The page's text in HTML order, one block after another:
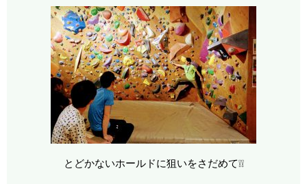
とどかないホールドに狙いをさだめて❕❕